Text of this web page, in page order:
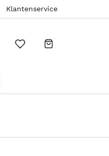
Klantenservice